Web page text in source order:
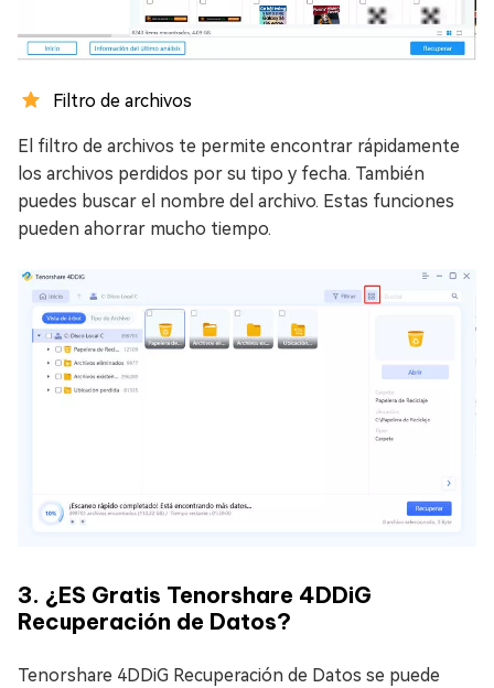
Filtro de archivos
El filtro de archivos te permite encontrar rápidamente
los archivos perdidos por su tipo y fecha. También
puedes buscar el nombre del archivo. Estas funciones
pueden ahorrar mucho tiempo.
3. ¿ES Gratis Tenorshare 4DDiG
Recuperación de Datos?
Tenorshare 4DDiG Recuperación de Datos se puede